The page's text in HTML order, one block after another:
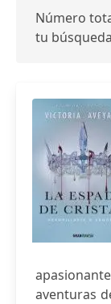
Número
tu búsqueda
aventuras